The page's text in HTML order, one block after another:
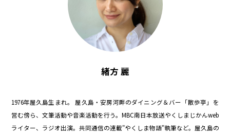
緒方 麗
1976年屋久島生まれ。 屋久島・安房河畔のダイニング＆バー「散歩亭」を
営む傍ら、文筆活動や音楽活動を行う。MBC南日本放送やくしまじかんweb
ライター、ラジオ出演。共同通信の連載"やくしま物語"執筆など。屋久島の